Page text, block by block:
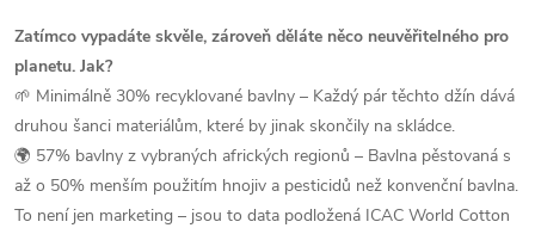
Zatímco vypadáte skvěle, zároveň děláte něco neuvěřitelného pro
planetu. Jak?
🌱 Minimálně 30% recyklované bavlny – Každý pár těchto džín dává
druhou šanci materiálům, které by jinak skončily na skládce.
🌍 57% bavlny z vybraných afrických regionů – Bavlna pěstovaná s
až o 50% menším použitím hnojiv a pesticidů než konvenční bavlna.
To není jen marketing – jsou to data podložená ICAC World Cotton